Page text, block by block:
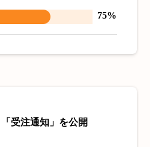
75%
受注通知」を公開